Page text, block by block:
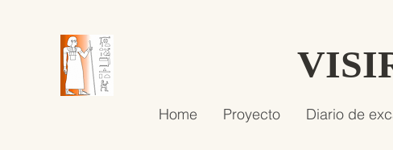
Home Proyecto Diario de